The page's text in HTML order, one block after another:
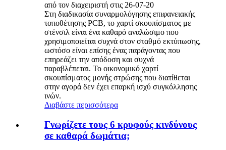
από τον διαχειριστή στις 26-07-20
Στη διαδικασία συναρμολόγησης επιφανειακής
τοποθέτησης PCB, το χαρτί σκουπίσματος με
στένσιλ είναι ένα καθαρό αναλώσιμο που
χρησιμοποιείται συχνά στον σταθμό εκτύπωσης,
ωστόσο είναι επίσης ένας παράγοντας που
επηρεάζει την απόδοση και συχνά
παραβλέπεται. Το οικονομικό χαρτί
σκουπίσματος μονής στρώσης που διατίθεται
στην αγορά δεν έχει επαρκή ισχύ συγκόλλησης
ινών.
Διαβάστε περισσότερα
Γνωρίζετε τους 6 κρυφούς κινδύνους
σε καθαρά δωμάτια;